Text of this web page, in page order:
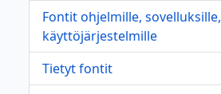
Fontit ohjelmille, sovelluksille,
käyttöjärjestelmille
Tietyt fontit